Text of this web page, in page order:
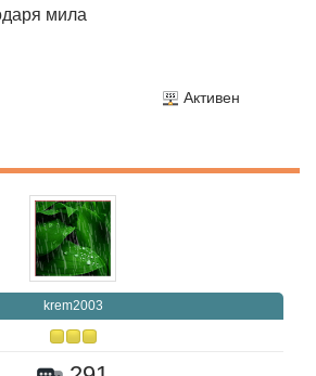
мила
Активен
krem2003